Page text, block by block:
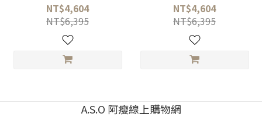
NT$4,604
NT$6,395
NT$4,604
NT$6,395
A.S.O 阿瘦線上購物網